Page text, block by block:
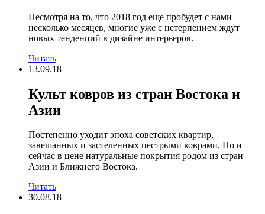
Несмотря на то, что 2018 год еще пробудет с нами
несколько месяцев, многие уже с нетерпением ждут
новых тенденций в дизайне интерьеров.
Читать
13.09.18
Культ ковров из стран Востока и
Азии
Постепенно уходит эпоха советских квартир,
завешанных и застеленных пестрыми коврами. Но и
сейчас в цене натуральные покрытия родом из стран
Азии и Ближнего Востока.
Читать
30.08.18